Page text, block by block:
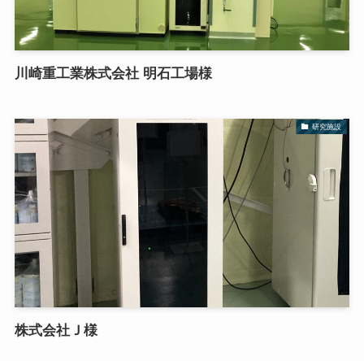
川崎重工業株式会社 明石工場様
研究施設
株式会社Ｊ様